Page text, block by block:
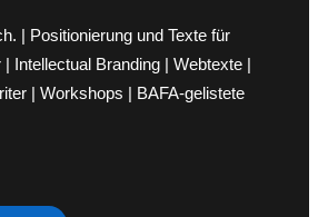
| Positionierung und Texte für
Intellectual Branding | Webtexte |
| Workshops | BAFA-gelistete